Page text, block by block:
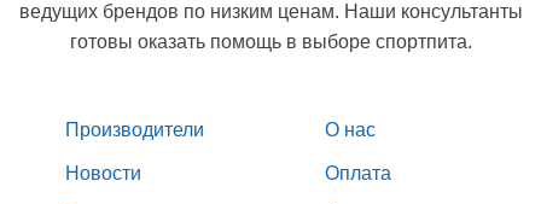
ведущих брендов по низким ценам. Наши консультанты
готовы оказать помощь в выборе спортпита.
Производители
Новости
О нас
Оплата